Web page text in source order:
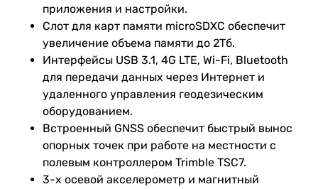
приложения и настройки.
Слот для карт памяти microSDXC обеспечит
увеличение объема памяти до 2Тб.
Интерфейсы USB 3.1, 4G LTE, Wi-Fi, Bluetooth
для передачи данных через Интернет и
удаленного управления геодезическим
оборудованием.
Встроенный GNSS обеспечит быстрый вынос
опорных точек при работе на местности с
полевым контроллером Trimble TSC7.
3-х осевой акселерометр и магнитный